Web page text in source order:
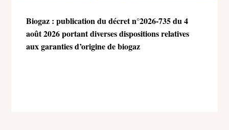
Biogaz : publication du décret n°2026-735 du 4
août 2026 portant diverses dispositions relatives
aux garanties d’origine de biogaz